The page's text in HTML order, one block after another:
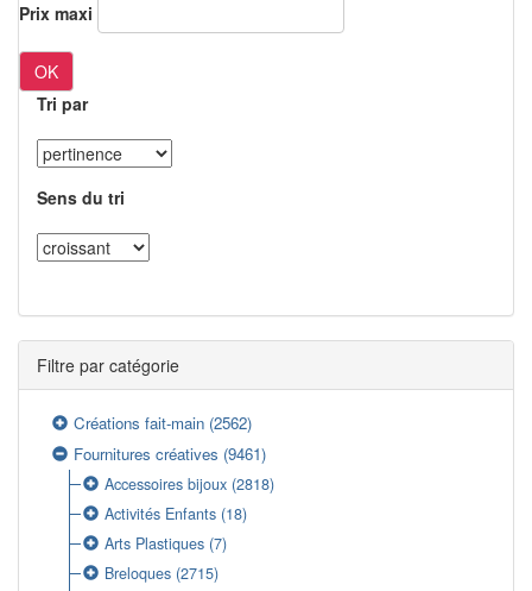
Prix maxi
OK
Tri par
Sens du tri
Filtre par catégorie
Créations fait-main (2562)
Fournitures créatives (9461)
Accessoires bijoux (2818)
Activités Enfants (18)
Arts Plastiques (7)
Breloques (2715)